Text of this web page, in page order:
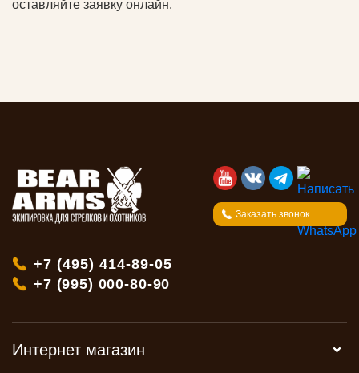
оставляйте заявку онлайн.
Заказать звонок
+7 (495) 414-89-05
+7 (995) 000-80-90
Интернет магазин